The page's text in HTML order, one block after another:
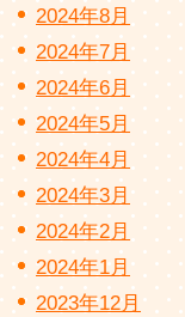
2024年8月
2024年7月
2024年6月
2024年5月
2024年4月
2024年3月
2024年2月
2024年1月
2023年12月